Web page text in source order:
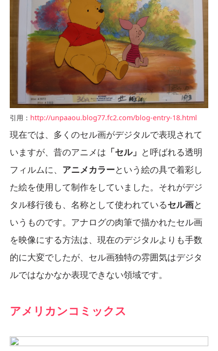
引用： http://unpaaou.blog77.fc2.com/blog-entry-18.html
現在では、多くのセル画がデジタルで表現されて
いますが、昔のアニメは 「セル」 と呼ばれる透明
フィルムに、 アニメカラーという絵の具で着彩し
た絵を使用して制作をしていました。それがデジ
タル移行後も、名称として使われているセル画と
いうものです。アナログの肉筆で描かれたセル画
を映像にする方法は、現在のデジタルよりも手数
的に大変でしたが、セル画独特の雰囲気はデジタ
ルではなかなか表現できない領域です。
アメリカンコミックス